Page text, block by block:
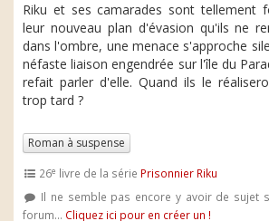
Riku et ses camarades sont tellement
leur nouveau plan d'évasion qu'ils ne
dans l'ombre, une menace s'approche
néfaste liaison engendrée sur l'île du
refait parler d'elle. Quand ils le
trop tard ?
Roman à suspense
26e livre de la série Prisonnier Riku
Il ne semble pas encore y avoir de sujet
forum... Cliquez ici pour en créer un !